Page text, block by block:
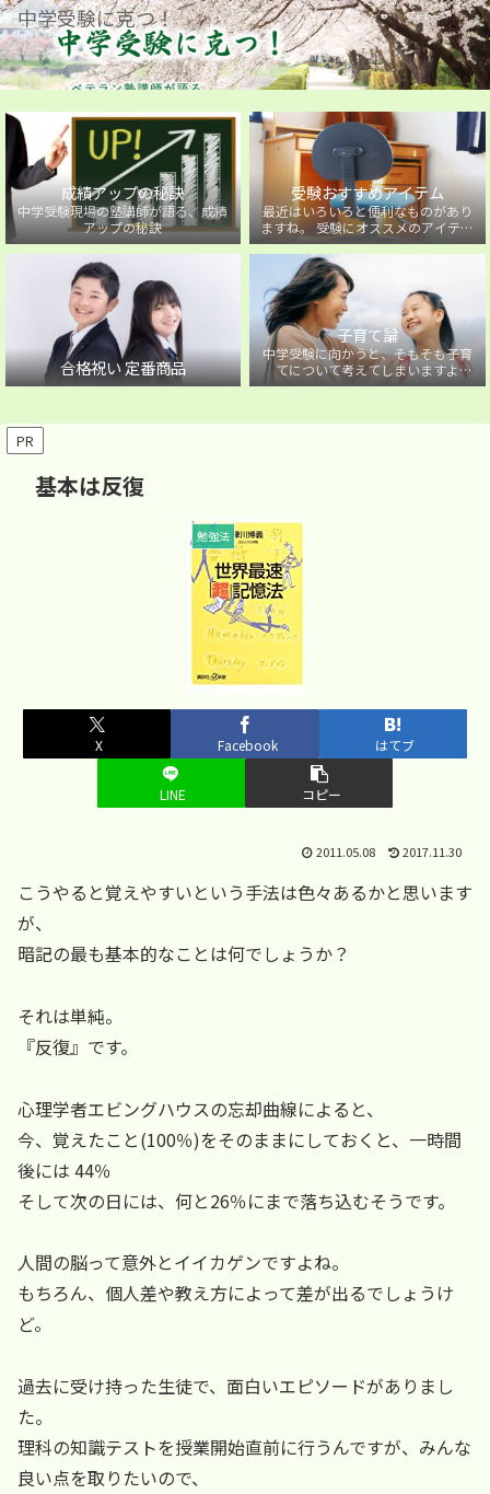
中学受験に克つ！
成績アップの秘訣
中学受験現場の塾講師が語る、成績
アップの秘訣
受験おすすめアイテム
最近はいろいろと便利なものがあり
ますね。 受験にオススメのアイテム
を紹介しています。
合格祝い 定番商品
子育て論
中学受験に向かうと、そもそも子育
てについて考えてしまいますよ
ね・・・。中学受験に向かうお子様
PR
基本は反復
勉強法
X Facebook はてブ
LINE コピー
2011.05.08 2017.11.30
こうやると覚えやすいという手法は色々あるかと思います
が、
暗記の最も基本的なことは何でしょうか？
それは単純。
『反復』です。
心理学者エビングハウスの忘却曲線によると、
今、覚えたこと(100％)をそのままにしておくと、一時間
後には 44％
そして次の日には、何と26％にまで落ち込むそうです。
人間の脳って意外とイイカゲンですよね。
もちろん、個人差や教え方によって差が出るでしょうけ
ど。
過去に受け持った生徒で、面白いエピソードがありまし
た。
理科の知識テストを授業開始直前に行うんですが、みんな
良い点を取りたいので、